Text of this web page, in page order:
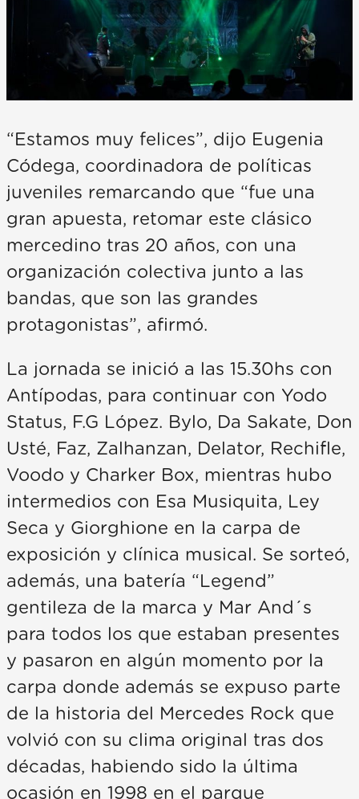
“Estamos muy felices”, dijo Eugenia
Códega, coordinadora de políticas
juveniles remarcando que “fue una
gran apuesta, retomar este clásico
mercedino tras 20 años, con una
organización colectiva junto a las
bandas, que son las grandes
protagonistas”, afirmó.
La jornada se inició a las 15.30hs con
Antípodas, para continuar con Yodo
Status, F.G López. Bylo, Da Sakate, Don
Usté, Faz, Zalhanzan, Delator, Rechifle,
Voodo y Charker Box, mientras hubo
intermedios con Esa Musiquita, Ley
Seca y Giorghione en la carpa de
exposición y clínica musical. Se sorteó,
además, una batería “Legend”
gentileza de la marca y Mar And´s
para todos los que estaban presentes
y pasaron en algún momento por la
carpa donde además se expuso parte
de la historia del Mercedes Rock que
volvió con su clima original tras dos
décadas, habiendo sido la última
ocasión en 1998 en el parque